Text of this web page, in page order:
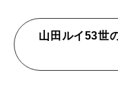
山田ルイ53世